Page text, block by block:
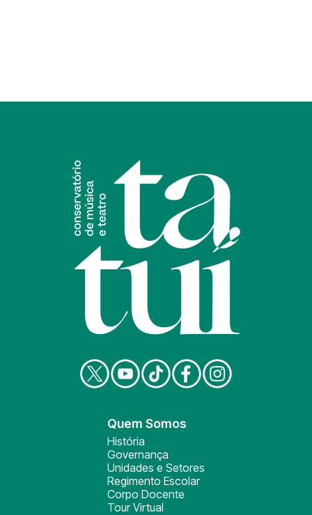
Quem Somos
História
Governança
Unidades e Setores
Regimento Escolar
Corpo Docente
Tour Virtual